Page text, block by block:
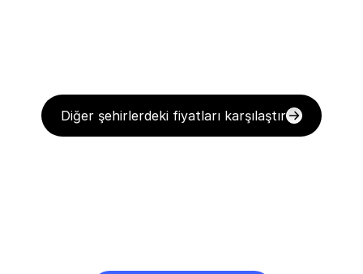
Diğer şehirlerdeki fiyatları karşılaştır